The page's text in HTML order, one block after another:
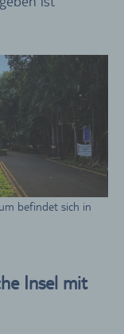
befindet sich in
Insel mit